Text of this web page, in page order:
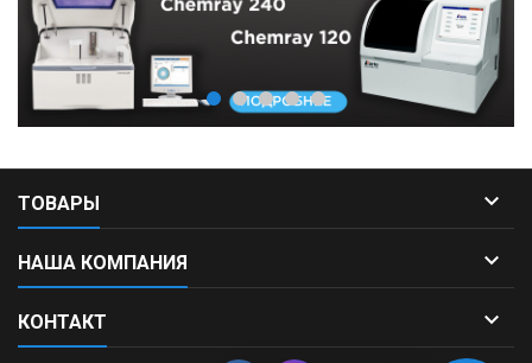
ТОВАРЫ 
НАША КОМПАНИЯ 
КОНТАКТ 